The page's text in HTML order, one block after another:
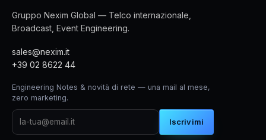
Gruppo Nexim Global — Telco internazionale,
Broadcast, Event Engineering.
sales@nexim.it
+39 02 8622 44
Engineering Notes & novità di rete — una mail al mese,
zero marketing.
Iscrivimi